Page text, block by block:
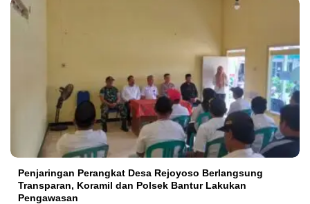
Penjaringan Perangkat Desa Rejoyoso Berlangsung
Transparan, Koramil dan Polsek Bantur Lakukan
Pengawasan